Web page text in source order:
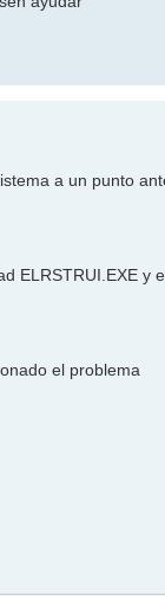
a un punto
ELRSTRUI.EXE
el problema